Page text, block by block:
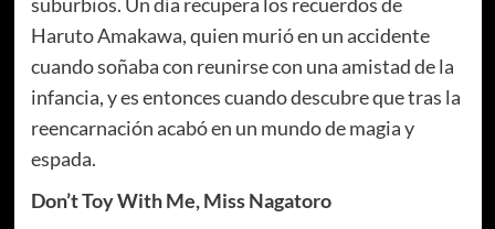
Haruto Amakawa, quien murió en un accidente
cuando soñaba con reunirse con una amistad de la
infancia, y es entonces cuando descubre que tras la
reencarnación acabó en un mundo de magia y
espada.
Don’t Toy With Me, Miss Nagatoro